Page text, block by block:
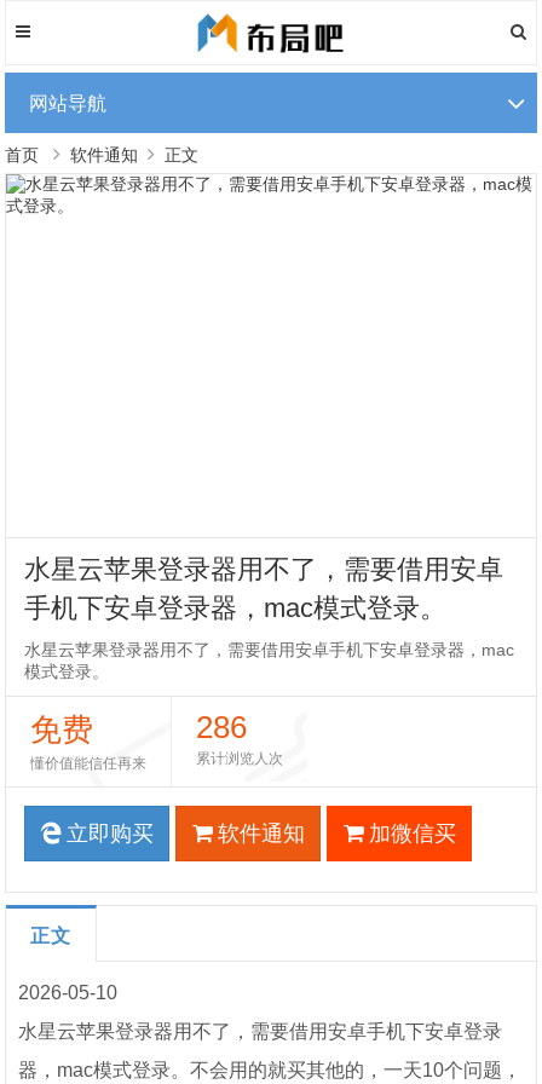
网站导航
首页 软件通知 正文
水星云苹果登录器用不了，需要借用安卓
手机下安卓登录器，mac模式登录。
水星云苹果登录器用不了，需要借用安卓手机下安卓登录器，mac
模式登录。
免费
懂价值能信任再来
286
累计浏览人次
立即购买 软件通知 加微信买
正文
2026-05-10
水星云苹果登录器用不了，需要借用安卓手机下安卓登录
器，mac模式登录。不会用的就买其他的，一天10个问题，